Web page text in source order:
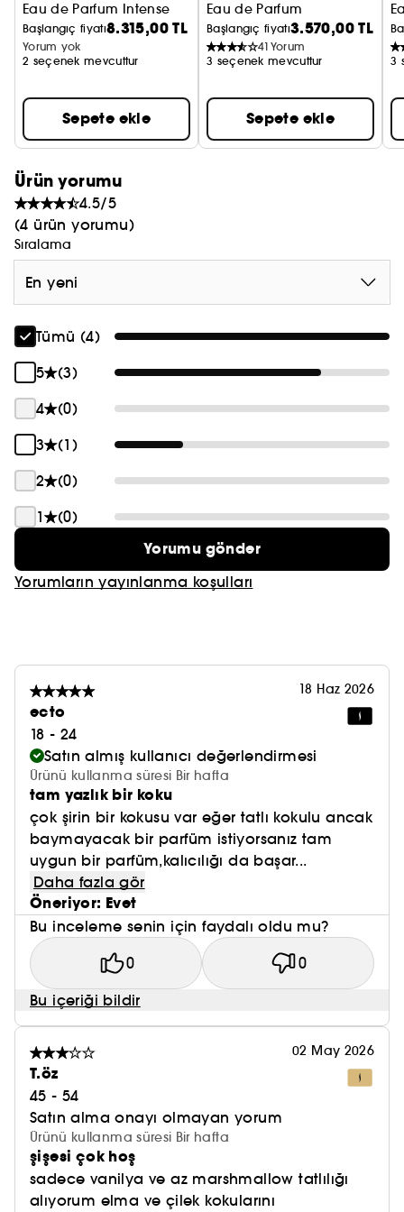
Eau de Parfum Intense
Başlangıç fiyatı8.315,00 TL
Yorum yok
2 seçenek mevcuttur
Sepete ekle
Eau de Parfum
Başlangıç fiyatı3.570,00 TL
41 Yorum
3 seçenek mevcuttur
Sepete ekle
3
Ürün yorumu
4.5/5
(4 ürün yorumu)
Sıralama
En yeni
Tümü (4)
5
(3)
4
(0)
3
(1)
2
(0)
1
(0)
Yorumu gönder
Yorumların yayınlanma koşulları
18 Haz 2026
ecto
18 - 24
Satın almış kullanıcı değerlendirmesi
Ürünü kullanma süresi Bir hafta
tam yazlık bir koku
çok şirin bir kokusu var eğer tatlı kokulu ancak
baymayacak bir parfüm istiyorsanız tam
uygun bir parfüm,kalıcılığı da başar...
Daha fazla gör
Öneriyor: Evet
Bu inceleme senin için faydalı oldu mu?
0 0
Bu içeriği bildir
02 May 2026
T.öz
45 - 54
Satın alma onayı olmayan yorum
Ürünü kullanma süresi Bir hafta
şişesi çok hoş
sadece vanilya ve az marshmallow tatlılığı
alıyorum elma ve çilek kokularını